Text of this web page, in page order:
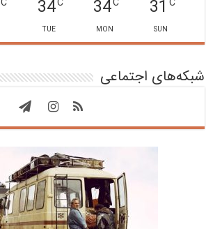
31
SUN
34
MON
34
TUE
شبکه‌های اجتماعی